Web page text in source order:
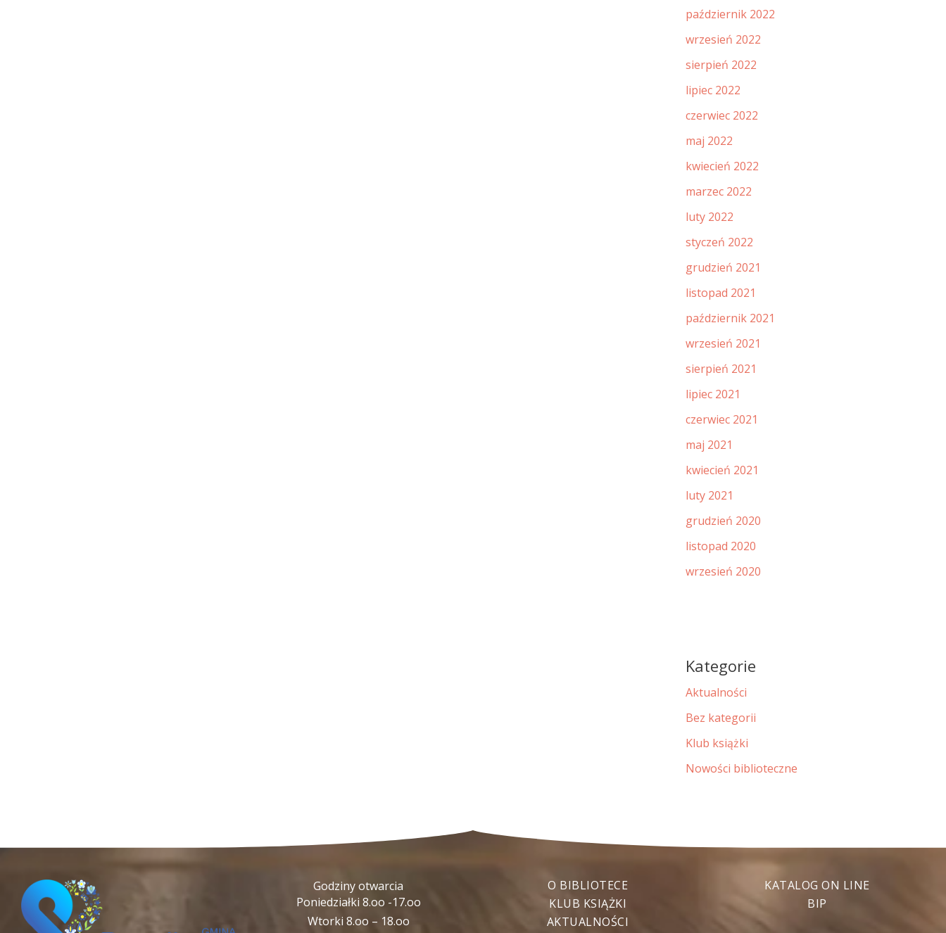
październik 2022
wrzesień 2022
sierpień 2022
lipiec 2022
czerwiec 2022
maj 2022
kwiecień 2022
marzec 2022
luty 2022
styczeń 2022
grudzień 2021
listopad 2021
październik 2021
wrzesień 2021
sierpień 2021
lipiec 2021
czerwiec 2021
maj 2021
kwiecień 2021
luty 2021
grudzień 2020
listopad 2020
wrzesień 2020
Kategorie
Aktualności
Bez kategorii
Klub książki
Nowości biblioteczne
Godziny otwarcia
Poniedziałki 8.oo -17.oo
Wtorki 8.oo – 18.oo
O BIBLIOTECE
KLUB KSIĄŻKI
AKTUALNOŚCI
KATALOG ON LINE
BIP